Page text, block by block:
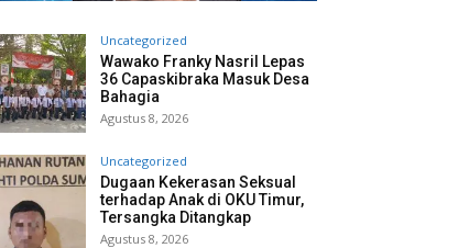
Uncategorized
Wawako Franky Nasril Lepas
36 Capaskibraka Masuk Desa
Bahagia
Agustus 8, 2026
Uncategorized
Dugaan Kekerasan Seksual
terhadap Anak di OKU Timur,
Tersangka Ditangkap
Agustus 8, 2026